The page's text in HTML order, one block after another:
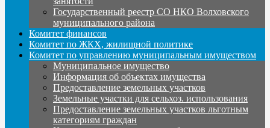
Государственный реестр СО НКО Волховского
муниципального района
Комитет финансов
Комитет по ЖКХ, жилищной политике
Комитет по управлению муниципальным имуществом
Муниципальное имущество
Информация об объектах имущества
Предоставление земельных участков
Земельные участки для сельхоз. использования
Предоставление земельных участков льготным
категориям граждан